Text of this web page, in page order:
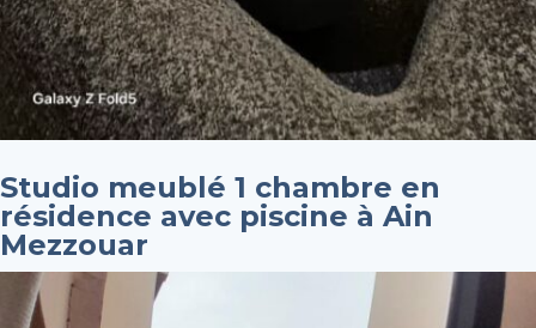
Studio meublé 1 chambre en
résidence avec piscine à Ain
Mezzouar